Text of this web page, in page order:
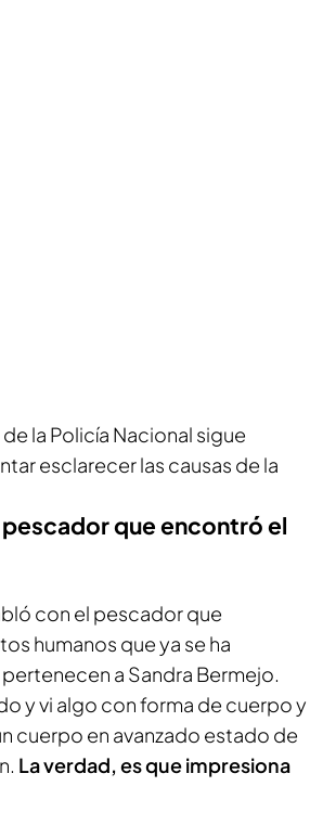
la Policía Nacional sigue
esclarecer las causas de la
que encontró el
con el pescador que
humanos que ya se ha
a Sandra Bermejo.
y vi algo con forma de cuerpo y
cuerpo en avanzado estado de
La verdad, es que impresiona